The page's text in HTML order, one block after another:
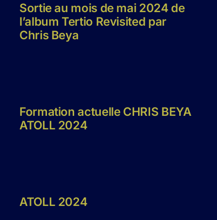
Sortie au mois de mai 2024 de
l’album Tertio Revisited par
Chris Beya
Formation actuelle CHRIS BEYA
ATOLL 2024
ATOLL 2024